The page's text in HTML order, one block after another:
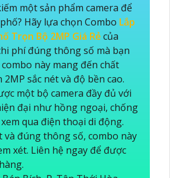
một sản phẩm camera để
Hãy lựa chọn Combo Lắp
Trọn Bộ 2MP Giá Rẻcủa
phí đúng thông số mà bạn
này mang đến chất
sắc nét và độ bền cao.
một bộ camera đầy đủ với
đại như hồng ngoại, chống
qua điện thoại di động.
và đúng thông số, combo này
xét. Liên hệ ngay để được